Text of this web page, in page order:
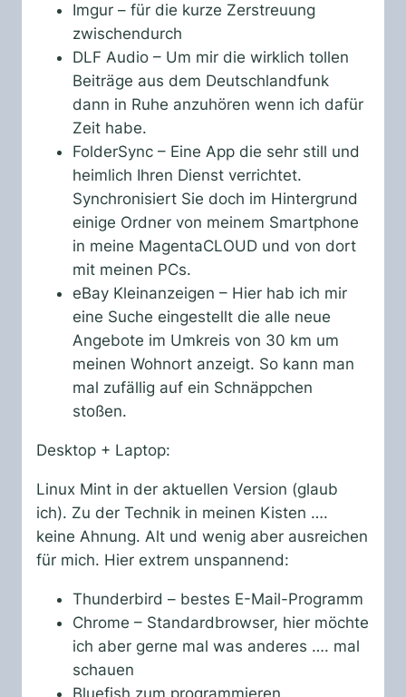
Imgur – für die kurze Zerstreuung
zwischendurch
DLF Audio – Um mir die wirklich tollen
Beiträge aus dem Deutschlandfunk
dann in Ruhe anzuhören wenn ich dafür
Zeit habe.
FolderSync – Eine App die sehr still und
heimlich Ihren Dienst verrichtet.
Synchronisiert Sie doch im Hintergrund
einige Ordner von meinem Smartphone
in meine MagentaCLOUD und von dort
mit meinen PCs.
eBay Kleinanzeigen – Hier hab ich mir
eine Suche eingestellt die alle neue
Angebote im Umkreis von 30 km um
meinen Wohnort anzeigt. So kann man
mal zufällig auf ein Schnäppchen
stoßen.
Desktop + Laptop:
Linux Mint in der aktuellen Version (glaub
ich). Zu der Technik in meinen Kisten ….
keine Ahnung. Alt und wenig aber ausreichen
für mich. Hier extrem unspannend:
Thunderbird – bestes E-Mail-Programm
Chrome – Standardbrowser, hier möchte
ich aber gerne mal was anderes …. mal
schauen
Bluefish zum programmieren